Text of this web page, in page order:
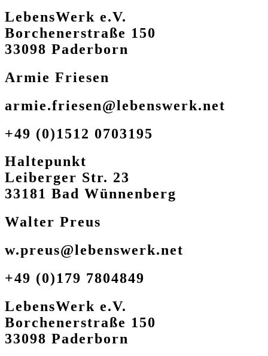
LebensWerk e.V.
Borchenerstraße 150
33098 Paderborn
Armie Friesen
armie.friesen@lebenswerk.net
+49 (0)1512 0703195
Haltepunkt
Leiberger Str. 23
33181 Bad Wünnenberg
Walter Preus
w.preus@lebenswerk.net
+49 (0)179 7804849
LebensWerk e.V.
Borchenerstraße 150
33098 Paderborn